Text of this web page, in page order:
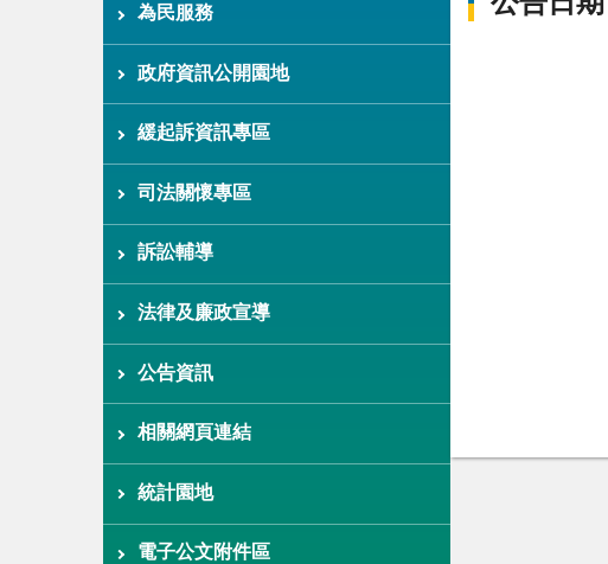
為民服務
政府資訊公開園地
緩起訴資訊專區
司法關懷專區
訴訟輔導
法律及廉政宣導
公告資訊
相關網頁連結
統計園地
電子公文附件區